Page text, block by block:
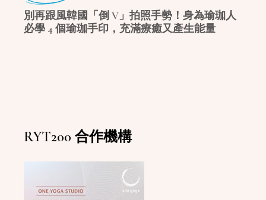
RYT200 合作機構
別再跟風韓國「倒 V」拍照手勢！身為瑜珈人
必學 4 個瑜珈手印，充滿療癒又產生能量